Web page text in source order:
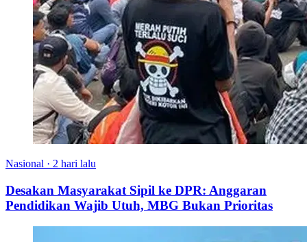
Nasional · 2 hari lalu
Desakan Masyarakat Sipil ke DPR: Anggaran
Pendidikan Wajib Utuh, MBG Bukan Prioritas